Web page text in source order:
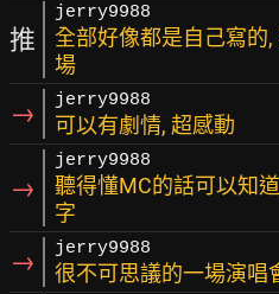
推
jerry9988
全部好像都是自己寫的
場
→ jerry9988
可以有劇情, 超感動
→
jerry9988
聽得懂MC的話可以知
字
→ jerry9988
很不可思議的一場演唱